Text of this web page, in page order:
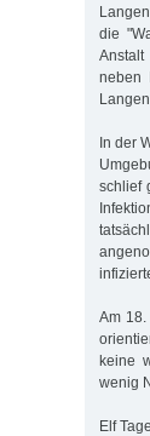
die
neben
In der
schlief
Am
keine
wenig
Elf